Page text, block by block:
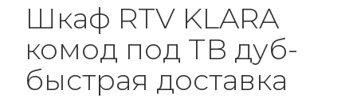
Шкаф RTV KLARA
комод под ТВ дуб-
быстрая доставка